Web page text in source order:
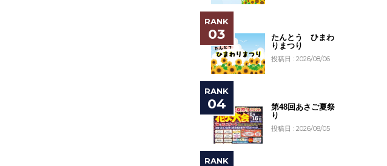
たんとう ひまわ
りまつり
投稿日 : 2026/08/06
第48回あさご夏祭
り
投稿日 : 2026/08/05